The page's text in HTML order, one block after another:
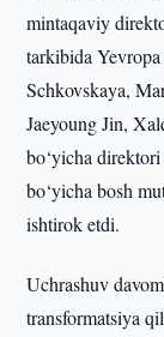
mintaqaviy
tarkibida
Schkovskaya,
Jaeyoung Jin,
bo‘yicha
bo‘yicha bosh
ishtirok etdi.
Uchrashuv
transformatsiya